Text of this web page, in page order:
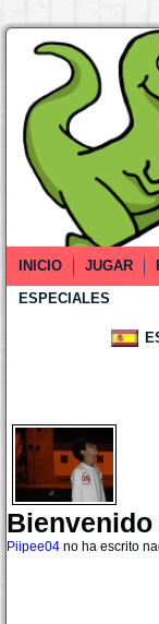
INICIO JUGAR
ESPECIALES
Piipee04 no ha escrito